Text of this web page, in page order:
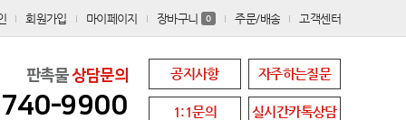
회원가입 마이페이지 장바구니 0 주문/배송 고객센터
판촉물상담문의
9900
공지사항 자주하는질문
1:1문의 실시간카톡상담